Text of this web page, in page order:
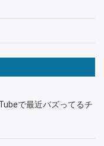
で最近バズってるチ